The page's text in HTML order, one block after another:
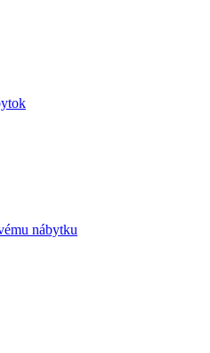
nábytku